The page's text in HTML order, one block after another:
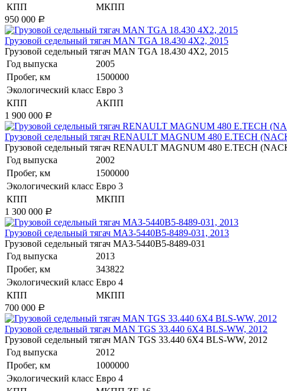
КПП
МКПП
950 000 Р
​Грузовой седельный тягач MAN TGA 18.430 4X2, 2015
​Грузовой седельный тягач MAN TGA 18.430 4X2, 2015
Год выпуска
2005
Пробег, км
1500000
Экологический класс Евро 3
КПП
АКПП
1 900 000 Р
​Грузовой седельный тягач RENAULT MAGNUM 480 E.TECH
​Грузовой седельный тягач RENAULT MAGNUM 480 E.TECH
Год выпуска
2002
Пробег, км
1500000
Экологический класс Евро 3
КПП
МКПП
1 300 000 Р
​Грузовой седельный тягач МАЗ-5440В5-8489-031, 2013
​Грузовой седельный тягач МАЗ-5440В5-8489-031
Год выпуска
2013
Пробег, км
343822
Экологический класс Евро 4
КПП
МКПП
700 000 Р
​Грузовой седельный тягач MAN TGS 33.440 6X4 BLS-WW, 2012
​Грузовой седельный тягач MAN TGS 33.440 6X4 BLS-WW, 2012
Год выпуска
2012
Пробег, км
1000000
Экологический класс Евро 4